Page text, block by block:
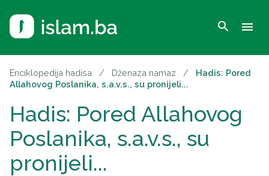
search menu
Enciklopedija hadisa / Dženaza namaz /
Hadis: Pored
Allahovog Poslanika, s.a.v.s., su pronijeli...
Hadis: Pored Allahovog
Poslanika, s.a.v.s., su
pronijeli...